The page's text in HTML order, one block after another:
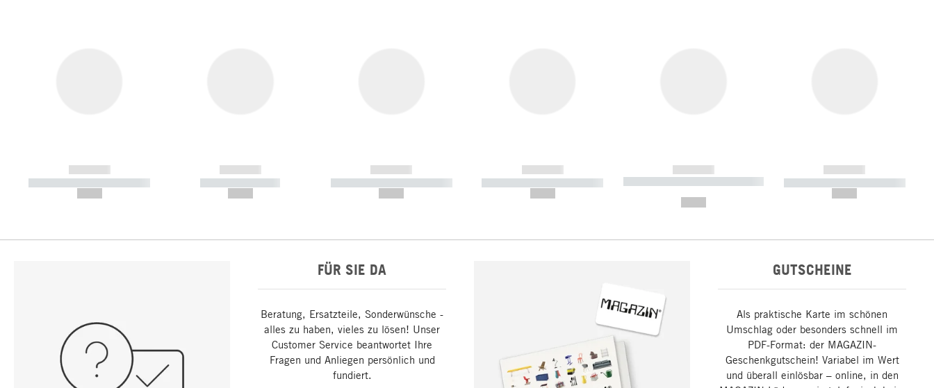
------------
----------- ----------- -----------
------------
----------- -----------
------------
----------- ----------- -----------
------------
----------- ----------- -----------
------------
----------- ----------- ----------- ----
------------
----------- ----------- -----------
FÜR SIE DA
Beratung, Ersatzteile, Sonderwünsche -
alles zu haben, vieles zu lösen! Unser
Customer Service beantwortet Ihre
Fragen und Anliegen persönlich und
fundiert.
GUTSCHEINE
Als praktische Karte im schönen
Umschlag oder besonders schnell im
PDF-Format: der MAGAZIN-
Geschenkgutschein! Variabel im Wert
und überall einlösbar – online, in den